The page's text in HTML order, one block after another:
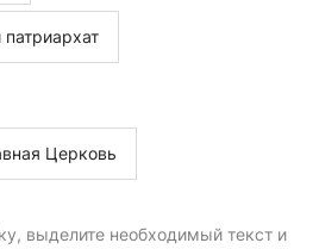
патриархат
Церковь
выделите необходимый текст и